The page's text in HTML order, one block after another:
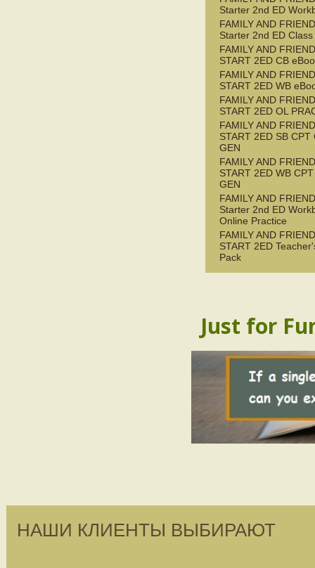
Starter 2nd ED
FAMILY AND
Starter 2nd ED
FAMILY AND
START 2ED CB
FAMILY AND
START 2ED WB
FAMILY AND
START 2ED OL
FAMILY AND
START 2ED SB CPT
GEN
FAMILY AND
START 2ED WB
GEN
FAMILY AND
Starter 2nd ED
Online Practice
FAMILY AND
START 2ED
Pack
Just for
НАШИ КЛИЕНТЫ ВЫБИРАЮТ